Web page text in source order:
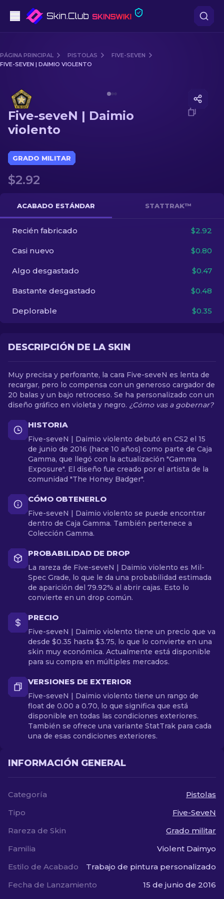
Gama media
Fusiles
Fusiles de Francotirador
Guantes
Otro
ES
PÁGINA PRINCIPAL PISTOLAS
FIVE-SEVEN
FIVE-SEVEN | DAIMIO VIOLENTO
Five-seveN | Daimio
violento
GRADO MILITAR
$2.92
ACABADO ESTÁNDAR STATTRAK™
Recién fabricado $2.92
Casi nuevo $0.80
Algo desgastado $0.47
Bastante desgastado $0.48
Deplorable $0.35
DESCRIPCIÓN DE LA SKIN
Muy precisa y perforante, la cara Five-seveN es lenta de
recargar, pero lo compensa con un generoso cargador de
20 balas y un bajo retroceso. Se ha personalizado con un
diseño gráfico en violeta y negro. ¿Cómo vas a gobernar?
HISTORIA
Five-seveN | Daimio violento debutó en CS2 el 15
de junio de 2016 (hace 10 años) como parte de Caja
Gamma, que llegó con la actualización "Gamma
Exposure". El diseño fue creado por el artista de la
comunidad "The Honey Badger".
CÓMO OBTENERLO
Five-seveN | Daimio violento se puede encontrar
dentro de Caja Gamma. También pertenece a
Colección Gamma.
PROBABILIDAD DE DROP
La rareza de Five-seveN | Daimio violento es Mil-
Spec Grade, lo que le da una probabilidad estimada
de aparición del 79.92% al abrir cajas. Esto lo
convierte en un drop común.
PRECIO
Five-seveN | Daimio violento tiene un precio que va
desde $0.35 hasta $3.75, lo que lo convierte en una
skin muy económica. Actualmente está disponible
para su compra en múltiples mercados.
VERSIONES DE EXTERIOR
Five-seveN | Daimio violento tiene un rango de
float de 0.00 a 0.70, lo que significa que está
disponible en todas las condiciones exteriores.
También se ofrece una variante StatTrak para cada
una de esas condiciones exteriores.
INFORMACIÓN GENERAL
Categoría
Pistolas
Tipo
Five-SeveN
Rareza de Skin
Grado militar
Familia
Violent Daimyo
Estilo de Acabado
Trabajo de pintura personalizado
Fecha de Lanzamiento
15 de junio de 2016